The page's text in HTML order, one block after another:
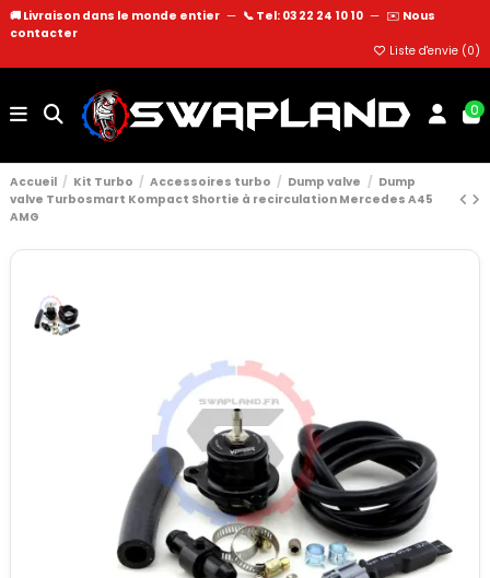
🚚 Livraison dans le monde entier — 📞 Tel: 03 22 24 10 10 — ✉️ Nous
contacter
Liste d'envie (0)
0
Accueil Kit Turbo Accessoires turbo Dump valve
Dump
valve Turbosmart Kompact Shortie à recirculation Mercedes A45
AMG